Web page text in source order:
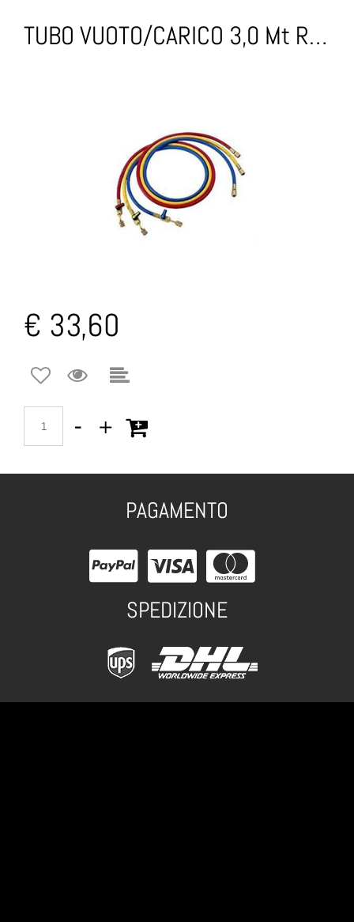
TUBO VUOTO/CARICO 3,0 Mt RUBINETTO 1/4-1/4
€ 33,60
PAGAMENTO
SPEDIZIONE